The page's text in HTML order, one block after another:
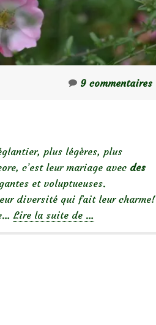
9 commentaires
plus légères, plus
c’est leur mariage avec des
et voluptueuses.
diversité qui fait leur charme!
Lire la suite de …